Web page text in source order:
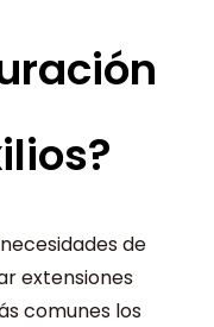
de
extensiones
comunes los